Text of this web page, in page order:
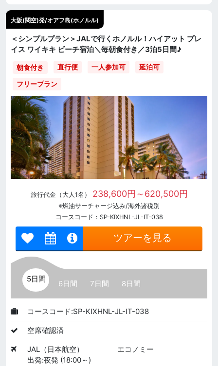
大阪(関空)発/オアフ島(ホノルル)
＜シンプルプラン＞JALで行くホノルル！ハイアット プレ
イス ワイキキ ビーチ宿泊＼毎朝食付き／3泊5日間♪
朝食付き 直行便 一人参加可 延泊可
フリープラン
旅行代金（大人1名） 238,600円～620,500円
※燃油サーチャージ込み/海外諸税別
コースコード：SP-KIXHNL-JL-IT-038
ツアーを見る
5日間
6日間 7日間 8日間
コースコード:SP-KIXHNL-JL-IT-038
空席確認済
JAL（日本航空）
エコノミー
出発:夜発 (18:00～)